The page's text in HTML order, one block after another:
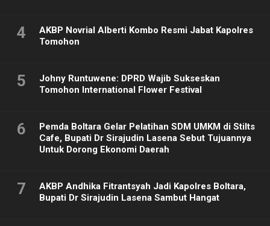
4
AKBP Novrial Alberti Kombo Resmi Jabat Kapolres
Tomohon
5
Johny Runtuwene: DPRD Wajib Sukseskan
Tomohon International Flower Festival
6
Pemda Boltara Gelar Pelatihan SDM UMKM di Stilts
Cafe, Bupati Dr Sirajudin Lasena Sebut Tujuannya
Untuk Dorong Ekonomi Daerah
7
AKBP Andhika Fitrantsyah Jadi Kapolres Boltara,
Bupati Dr Sirajudin Lasena Sambut Hangat